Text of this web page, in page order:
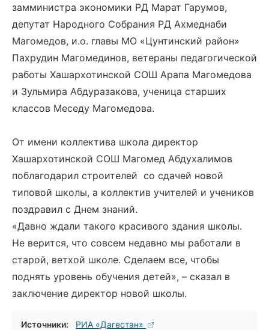
замминистра экономики РД Марат Гарумов,
депутат Народного Собрания РД Ахмеднаби
Магомедов, и.о. главы МО «Цунтинский район»
Пахрудин Магомединов, ветераны педагогической
работы Хашархотинской СОШ Арапа Магомедова
и Зульмира Абдуразакова, ученица старших
классов Меседу Магомедова.
От имени коллектива школа директор
Хашархотинской СОШ Магомед Абдухалимов
поблагодарил строителей со сдачей новой
типовой школы, а коллектив учителей и учеников
поздравил с Днем знаний.
«Давно ждали такого красивого здания школы.
Не верится, что совсем недавно мы работали в
старой, ветхой школе. Сделаем все, чтобы
поднять уровень обучения детей», – сказал в
заключение директор новой школы.
Источники: РИА «Дагестан»